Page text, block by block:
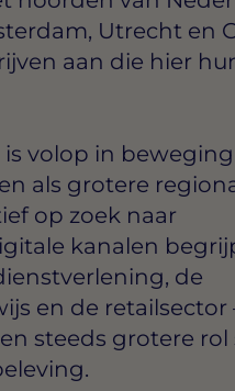
Utrecht en
aan die hier
volop in
als grotere
op zoek naar
kanalen
de
en de
steeds grotere rol